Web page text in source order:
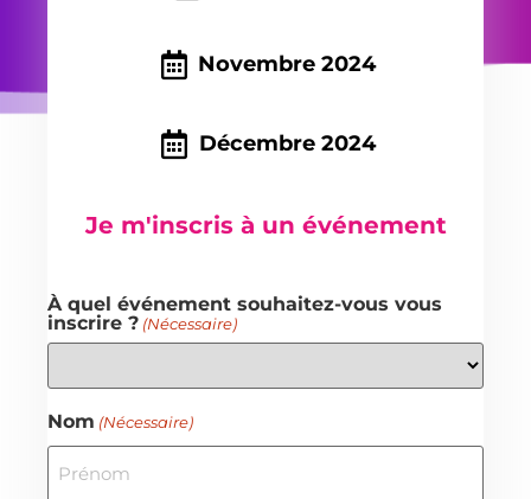
Novembre 2024
Décembre 2024
Je m'inscris à un événement
À quel événement souhaitez-vous vous
inscrire ? (Nécessaire)
Nom (Nécessaire)